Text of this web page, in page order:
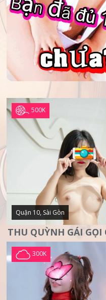
500K
Quận 10, Sài Gòn
300K